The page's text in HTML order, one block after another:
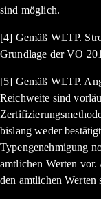
sind möglich.
[4] Gemäß WLTP.
Grundlage der VO
[5] Gemäß WLTP.
Reichweite sind
bislang weder
Typengenehmigung
amtlichen Werten
den amtlichen Werten